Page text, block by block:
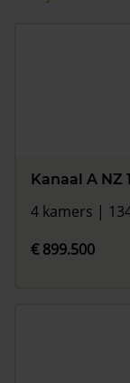
Kanaal A NZ
4 kamers |
€ 899.500